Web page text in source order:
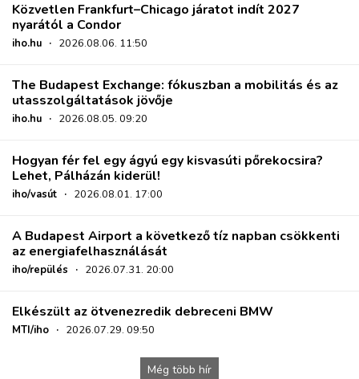
Közvetlen Frankfurt–Chicago járatot indít 2027
nyarától a Condor
iho.hu · 2026.08.06. 11:50
The Budapest Exchange: fókuszban a mobilitás és az
utasszolgáltatások jövője
iho.hu · 2026.08.05. 09:20
Hogyan fér fel egy ágyú egy kisvasúti pőrekocsira?
Lehet, Pálházán kiderül!
iho/vasút · 2026.08.01. 17:00
A Budapest Airport a következő tíz napban csökkenti
az energiafelhasználását
iho/repülés · 2026.07.31. 20:00
Elkészült az ötvenezredik debreceni BMW
MTI/iho · 2026.07.29. 09:50
Még több hír